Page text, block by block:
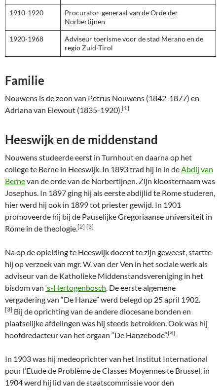
1910-1920
Procurator-generaal van de Orde der
Norbertijnen
1920-1968
Adviseur toerisme voor de stad Merano en de
regio Zuid-Tirol
Familie
Nouwens is de zoon van Petrus Nouwens (1842-1877) en
Adriana van Elewout (1835-1920). [1]
Heeswijk en de middenstand
Nouwens studeerde eerst in Turnhout en daarna op het
college te Berne in Heeswijk. In 1893 trad hij in in de Abdij van
Bernevan de orde van de Norbertijnen. Zijn kloosternaam was
Josephus. In 1897 ging hij als eerste abdijlid te Rome studeren,
hier werd hij ook in 1899 tot priester gewijd. In 1901
promoveerde hij bij de Pauselijke Gregoriaanse universiteit in
Rome in de theologie. [2] [3]
Na op de opleiding te Heeswijk docent te zijn geweest, startte
hij op verzoek van mgr. W. van der Ven in het sociale werk als
adviseur van de Katholieke Middenstandsvereniging in het
bisdom van ‘s-Hertogenbosch . De eerste algemene
vergadering van “De Hanze” werd belegd op 25 april 1902.
[3] Bij de oprichting van de andere diocesane bonden en
plaatselijke afdelingen was hij steeds betrokken. Ook was hij
hoofdredacteur van het orgaan “De Hanzebode”.[4]
In 1903 was hij medeoprichter van het Institut International
pour l’Etude de Problème de Classes Moyennes te Brussel, in
1904 werd hij lid van de staatscommissie voor den